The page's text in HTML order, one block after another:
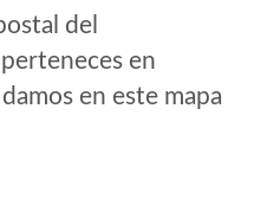
del
en
en este mapa